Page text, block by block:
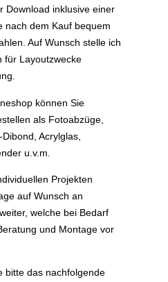
Download inklusive einer
nach dem Kauf bequem
Auf Wunsch stelle ich
für Layoutzwecke
können Sie
als Fotoabzüge,
Acrylglas,
u.v.m.
Projekten
auf Wunsch an
welche bei Bedarf
und Montage vor
bitte das nachfolgende